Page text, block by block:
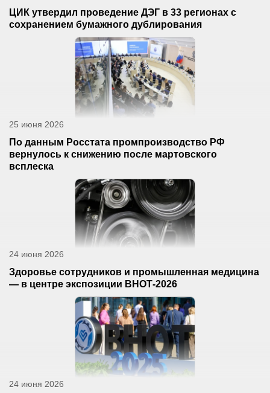
ЦИК утвердил проведение ДЭГ в 33 регионах с
сохранением бумажного дублирования
25 июня 2026
По данным Росстата промпроизводство РФ
вернулось к снижению после мартовского
всплеска
24 июня 2026
Здоровье сотрудников и промышленная медицина
— в центре экспозиции ВНОТ-2026
24 июня 2026